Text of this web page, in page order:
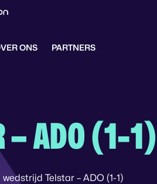
ONS PARTNERS
– ADO (1-1)
Telstar – ADO (1-1)